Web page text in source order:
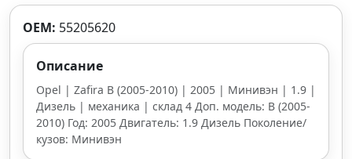
OEM: 55205620
Описание
Opel | Zafira B (2005-2010) | 2005 | Минивэн | 1.9 |
Дизель | механика | склад 4 Доп. модель: B (2005-
2010) Год: 2005 Двигатель: 1.9 Дизель Поколение/
кузов: Минивэн